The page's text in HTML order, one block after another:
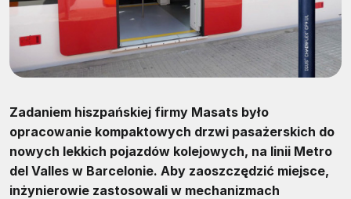
Zadaniem hiszpańskiej firmy Masats było
opracowanie kompaktowych drzwi pasażerskich do
nowych lekkich pojazdów kolejowych, na linii Metro
del Valles w Barcelonie. Aby zaoszczędzić miejsce,
inżynierowie zastosowali w mechanizmach